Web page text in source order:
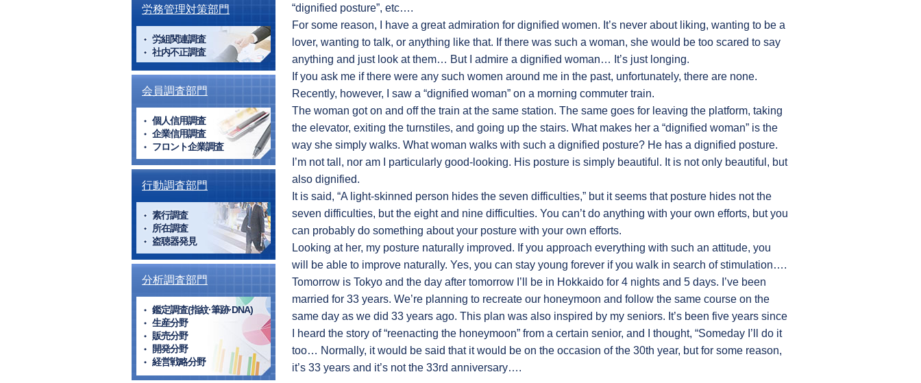
“dignified posture”, etc….
For some reason, I have a great admiration for dignified women. It’s never about liking, wanting to be a
lover, wanting to talk, or anything like that. If there was such a woman, she would be too scared to say
anything and just look at them… But I admire a dignified woman… It’s just longing.
If you ask me if there were any such women around me in the past, unfortunately, there are none.
Recently, however, I saw a “dignified woman” on a morning commuter train.
The woman got on and off the train at the same station. The same goes for leaving the platform, taking
the elevator, exiting the turnstiles, and going up the stairs. What makes her a “dignified woman” is the
way she simply walks. What woman walks with such a dignified posture? He has a dignified posture.
I’m not tall, nor am I particularly good-looking. His posture is simply beautiful. It is not only beautiful, but
also dignified.
It is said, “A light-skinned person hides the seven difficulties,” but it seems that posture hides not the
seven difficulties, but the eight and nine difficulties. You can’t do anything with your own efforts, but you
can probably do something about your posture with your own efforts.
Looking at her, my posture naturally improved. If you approach everything with such an attitude, you
will be able to improve naturally. Yes, you can stay young forever if you walk in search of stimulation….
Tomorrow is Tokyo and the day after tomorrow I’ll be in Hokkaido for 4 nights and 5 days. I’ve been
married for 33 years. We’re planning to recreate our honeymoon and follow the same course on the
same day as we did 33 years ago. This plan was also inspired by my seniors. It’s been five years since
I heard the story of “reenacting the honeymoon” from a certain senior, and I thought, “Someday I’ll do it
too… Normally, it would be said that it would be on the occasion of the 30th year, but for some reason,
it’s 33 years and it’s not the 33rd anniversary….
労務管理対策部門
労組関連調査
社内不正調査
会員調査部門
個人信用調査
企業信用調査
フロント企業調査
行動調査部門
素行調査
所在調査
盗聴器発見
分析調査部門
鑑定調査(指紋·筆跡·DNA)
生産分野
販売分野
開発分野
経営戦略分野